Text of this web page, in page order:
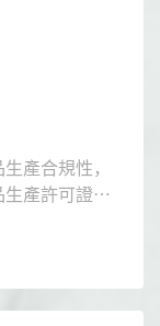
產合規性，
產許可證于
。